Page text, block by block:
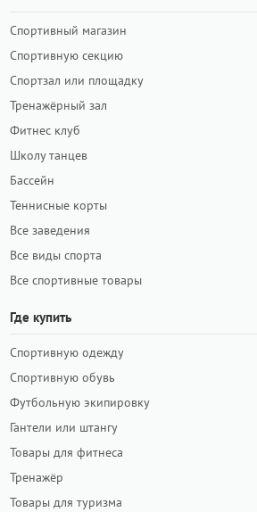
Спортивный магазин
Спортивную секцию
Спортзал или площадку
Тренажёрный зал
Фитнес клуб
Школу танцев
Бассейн
Теннисные корты
Все заведения
Все виды спорта
Все спортивные товары
Где купить
Спортивную одежду
Спортивную обувь
Футбольную экипировку
Гантели или штангу
Товары для фитнеса
Тренажёр
Товары для туризма